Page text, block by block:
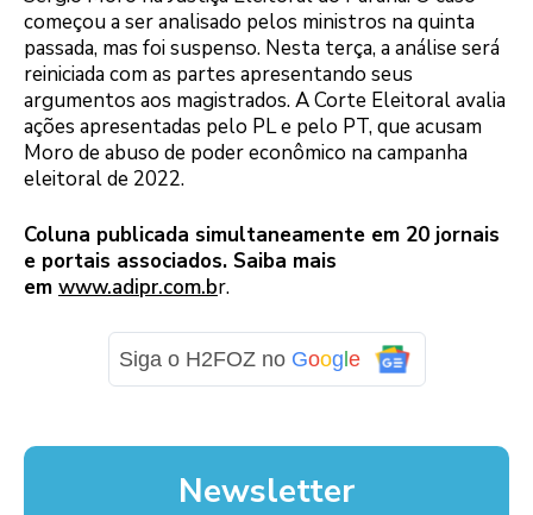
começou a ser analisado pelos ministros na quinta
passada, mas foi suspenso. Nesta terça, a análise será
reiniciada com as partes apresentando seus
argumentos aos magistrados. A Corte Eleitoral avalia
ações apresentadas pelo PL e pelo PT, que acusam
Moro de abuso de poder econômico na campanha
eleitoral de 2022.
Coluna publicada simultaneamente em 20 jornais
e portais associados. Saiba mais
em www.adipr.com.br.
Siga o H2FOZ no Google
Newsletter